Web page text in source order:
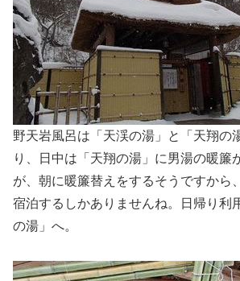
野天岩風呂は「天渓の湯」と「天翔の
り、日中は「天翔の湯」に男湯の暖簾
が、朝に暖簾替えをするそうですから
宿泊するしかありませんね。日帰り利
の湯」へ。